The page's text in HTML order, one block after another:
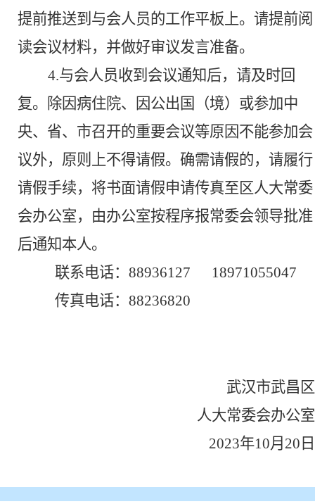
提前推送到 与会人员的工作平板上。请提前阅
读会议材料，并做好审议发言准备。
4.与会人员收到会议通知后，请及时回
复。除因病住院、因公出国（境）或参加中
央、省、市召开的重要会议等原因不能参加会
议外，原则上不得请假。确需请假的，请履行
请假手续，将书面请假申请传真至区人大常委
会办公室，由办公室按程序报常委会领导批准
后通知本人。
联系电话：88936127 18971055047
传真电话：88236820
武汉市武昌区
人大常委会办公室
2023年10月 20 日